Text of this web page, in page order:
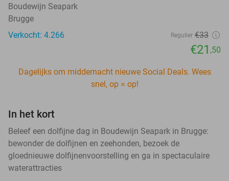
Boudewijn Seapark
Brugge
Verkocht: 4.266
Regulier €33
€21 ,50
Dagelijks om middernacht nieuwe Social Deals. Wees
snel, op = op!
In het kort
Beleef een dolfijne dag in Boudewijn Seapark in Brugge:
bewonder de dolfijnen en zeehonden, bezoek de
gloednieuwe dolfijnenvoorstelling en ga in spectaculaire
waterattracties